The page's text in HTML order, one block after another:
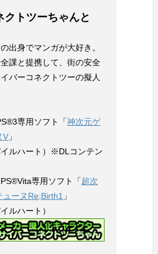
クトツーちゃんと
出身でマンガが大好き。
課と提携して、街の安全
バーコネクトツーの擬人
専用ソフト「神次元ゲ
V 」
イルハート）※DLコンテン
専用ソフト「超次
ーヌRe;Birth1 」
ルハート）